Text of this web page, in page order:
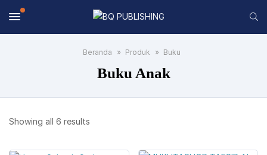
Beranda Produk Buku
Buku Anak
Showing all 6 results
latest